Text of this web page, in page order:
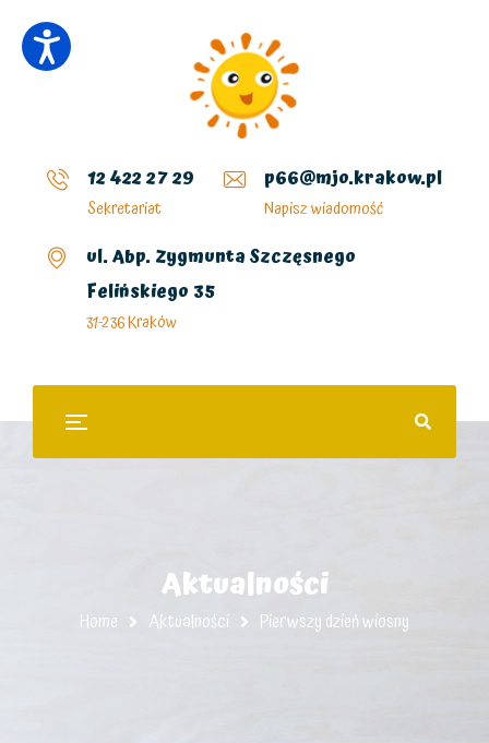
12 422 27 29
Sekretariat
p66@mjo.krakow.pl
Napisz wiadomość
ul. Abp. Zygmunta Szczęsnego
Felińskiego 35
31-236 Kraków
Aktualności
Home Aktualności Pierwszy dzień wiosny